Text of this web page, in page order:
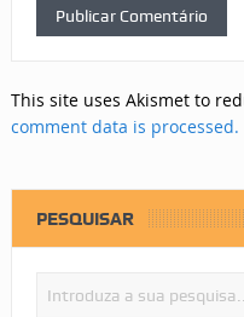
This site uses Akismet to
comment data is processed.
PESQUISAR